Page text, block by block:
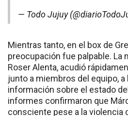
— Todo Jujuy
Mientras tanto, en el box de
preocupación fue palpable. La
Roser Alenta, acudió
junto a miembros del equipo, a
información sobre el estado
informes confirmaron que
consciente pese a la violencia